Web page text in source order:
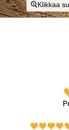
Klikkaa